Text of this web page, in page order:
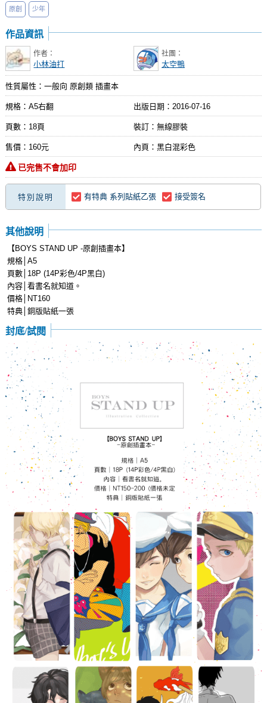
原創 少年
作品資訊
作者：
小林油打
社團：
太空鴨
性質屬性：一般向 原創類 插畫本
規格：A5右翻 出版日期： 2016-07-16
頁數：18頁 裝訂：無線膠裝
售價：160元 內頁：黑白混彩色
已完售不會加印
特別說明 有特典 系列貼紙乙張 接受簽名
其他說明
【BOYS STAND UP -原創插畫本】
規格│A5
頁數│18P (14P彩色/4P黑白)
內容│看書名就知道。
價格│NT160
特典│銅版貼紙一張
封底/試閱